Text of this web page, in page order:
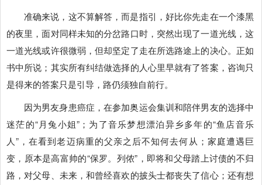
准确来说，这不算解答，而是指引，好比你先走在一个漆黑
的夜里，面对同样未知的分岔路口时，突然出现了一道光线，这
一道光线或许很微弱，但却坚定了走在所选路途上的决心。正如
书中所说；其实所有纠结做选择的人心里早就有了答案，咨询只
是得来的答案只是引导，路仍须独自前行。
因为男友身患癌症，在参加奥运会集训和陪伴男友的选择中
迷茫的“月兔小姐”；为了音乐梦想漂泊异乡多年的“鱼店音乐
人”，在看到老迈病重的父亲之后不知何去何从；家庭遭遇巨
变，原本是高富帅的“保罗。列侬”，即将和父母踏上讨债的不归
路，对父母、未来，和曾经喜欢的披头士都丧失了信心；还有想